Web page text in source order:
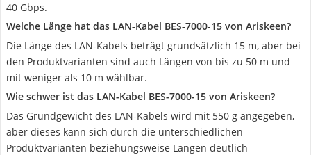
40 Gbps.
Welche Länge hat das LAN-Kabel BES-7000-15 von Ariskeen?
Die Länge des LAN-Kabels beträgt grundsätzlich 15 m, aber bei
den Produktvarianten sind auch Längen von bis zu 50 m und
mit weniger als 10 m wählbar.
Wie schwer ist das LAN-Kabel BES-7000-15 von Ariskeen?
Das Grundgewicht des LAN-Kabels wird mit 550 g angegeben,
aber dieses kann sich durch die unterschiedlichen
Produktvarianten beziehungsweise Längen deutlich